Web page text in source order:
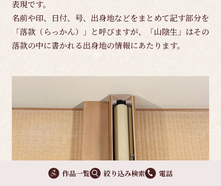
表現です。
名前や印、日付、号、出身地などをまとめて記す部分を
「落款（らっかん）」と呼びますが、「山陰生」はその
落款の中に書かれる出身地の情報にあたります。
作品一覧 絞り込み検索 電話